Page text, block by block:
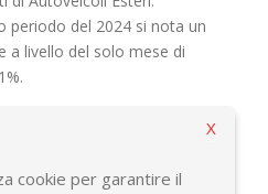
periodo del 2024 si nota un
a livello del solo mese di
precedente
cookie per garantire il
X